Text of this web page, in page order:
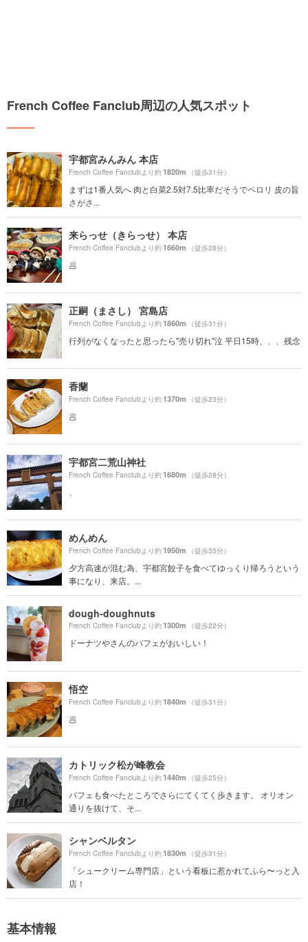
French Coffee Fanclub周辺の人気スポット
宇都宮みんみん 本店
French Coffee Fanclubより約1820m （徒歩31分）
まずは1番人気へ 肉と白菜2.5対7.5比率だそうでペロリ 皮の旨
さがさ...
来らっせ（きらっせ） 本店
French Coffee Fanclubより約1660m （徒歩28分）
🥟
正嗣（まさし） 宮島店
French Coffee Fanclubより約1860m （徒歩31分）
行列がなくなったと思ったら"売り切れ"泣 平日15時、、、残念
香蘭
French Coffee Fanclubより約1370m （徒歩23分）
🥟
宇都宮二荒山神社
French Coffee Fanclubより約1680m （徒歩28分）
めんめん
French Coffee Fanclubより約1950m （徒歩33分）
夕方高速が混む為、宇都宮餃子を食べてゆっくり帰ろうという
事になり、来店。...
dough-doughnuts
French Coffee Fanclubより約1300m （徒歩22分）
ドーナツやさんのパフェがおいしい！
悟空
French Coffee Fanclubより約1840m （徒歩31分）
🥟
カトリック松が峰教会
French Coffee Fanclubより約1440m （徒歩25分）
パフェも食べたところでさらにてくてく歩きます。 オリオン
通りを抜けて、そ...
シャンベルタン
French Coffee Fanclubより約1830m （徒歩31分）
「シュークリーム専門店」という看板に惹かれてふら〜っと入
店！
基本情報